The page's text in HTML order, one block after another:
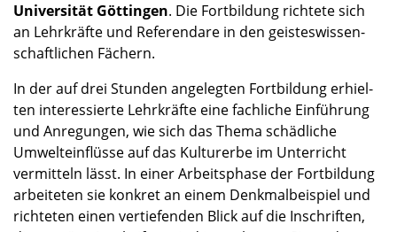
Universität Göttin­gen. Die Fortbil­dung richtete sich
an Lehrkräfte und Referen­dare in den geistes­wis­sen­
schaft­li­chen Fächern.
In der auf drei Stunden angeleg­ten Fortbil­dung erhiel­
ten inter­es­sierte Lehrkräfte eine fachli­che Einfüh­rung
und Anregun­gen, wie sich das Thema schäd­li­che
Umwelt­ein­flüsse auf das Kultur­erbe im Unter­richt
vermit­teln lässt. In einer Arbeits­phase der Fortbil­dung
arbei­te­ten sie konkret an einem Denkmal­bei­spiel und
richte­ten einen vertie­fen­den Blick auf die Inschrif­ten,